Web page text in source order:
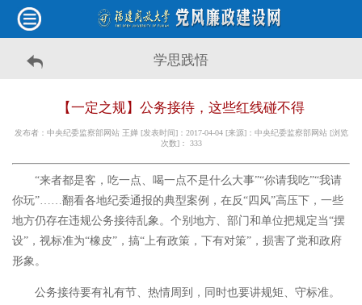
学思践悟
【一定之规】公务接待，这些红线碰不得
发布者：中央纪委监察部网站 王婵 [发表时间]：2017-04-04 [来源]：中央纪委监察部网站 [浏览
次数]： 333
“来者都是客，吃一点、喝一点不是什么大事”“你请我吃”“我请
你玩”……翻看各地纪委通报的典型案例，在反“四风”高压下，一些
地方仍存在违规公务接待乱象。个别地方、部门和单位把规定当“摆
设”，视标准为“橡皮”，搞“上有政策，下有对策”，损害了党和政府
形象。
公务接待要有礼有节、热情周到，同时也要讲规矩、守标准。